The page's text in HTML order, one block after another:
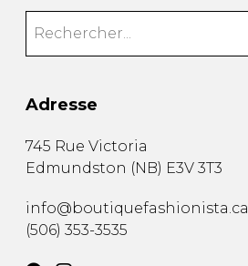
Adresse
745 Rue Victoria
Edmundston (NB) E3V 3T3
info@boutiquefashionista.ca
(506) 353-3535